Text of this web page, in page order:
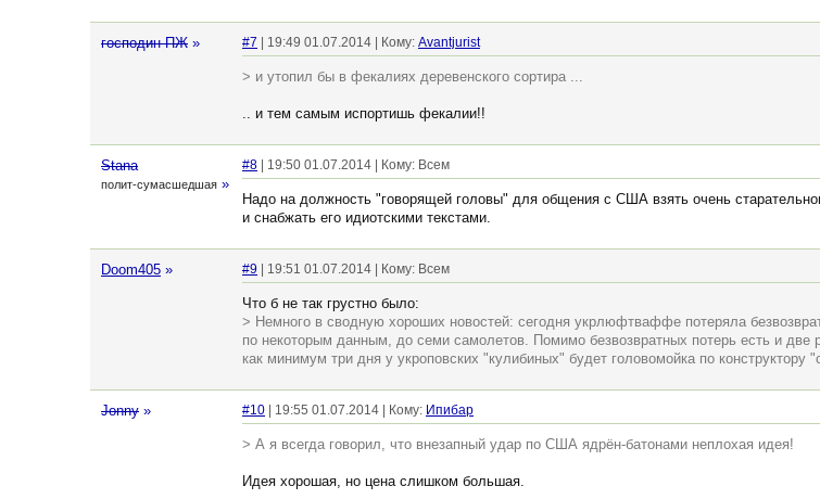
господин ПЖ » #7 | 19:49 01.07.2014 | Кому: Avantjurist
> и утопил бы в фекалиях деревенского сортира ...
.. и тем самым испортишь фекалии!!
Stana
полит-сумасшедшая »
#8 | 19:50 01.07.2014 | Кому: Всем
Надо на должность "говорящей головы" для общения с США взять очень
и снабжать его идиотскими текстами.
Doom405 » #9 | 19:51 01.07.2014 | Кому: Всем
Что б не так грустно было:
> Немного в сводную хороших новостей: сегодня укрлюфтваффе потеряла
по некоторым данным, до семи самолетов. Помимо безвозвратных потерь есть и
как минимум три дня у укроповских "кулибиных" будет головомойка по
Jonny » #10 | 19:55 01.07.2014 | Кому: Ипибар
> А я всегда говорил, что внезапный удар по США ядрён-батонами неплохая идея!
Идея хорошая, но цена слишком большая.